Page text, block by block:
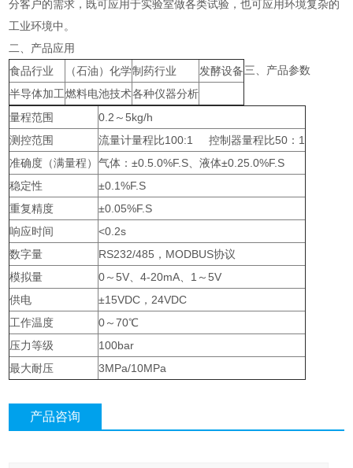
分客户的需求，既可应用于实验室做各类试验，也可应用环境复杂的
工业环境中。
二、产品应用
食品行业
（石油）化学制药行业
发酵设备
半导体加工燃料电池技术各种仪器分析
三、产品参数
量程范围
0.2～5kg/h
测控范围
流量计量程比100:1 控制器量程比50：1
准确度（满量程） 气体：±0.5.0%F.S、液体±0.25.0%F.S
稳定性
±0.1%F.S
重复精度
±0.05%F.S
响应时间
<0.2s
数字量
RS232/485，MODBUS协议
模拟量
0～5V、4-20mA、1～5V
供电
±15VDC，24VDC
工作温度
0～70℃
压力等级
100bar
最大耐压
3MPa/10MPa
产品咨询